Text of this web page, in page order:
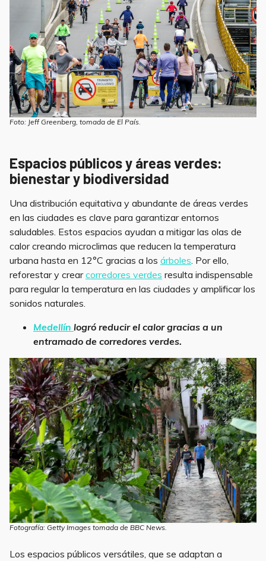
Foto: Jeff Greenberg, tomada de El País.
Espacios públicos y áreas verdes:
bienestar y biodiversidad
Una distribución equitativa y abundante de áreas verdes
en las ciudades es clave para garantizar entornos
saludables. Estos espacios ayudan a mitigar las olas de
calor creando microclimas que reducen la temperatura
urbana hasta en 12°C gracias a los árboles. Por ello,
reforestar y crearcorredores verdes resulta indispensable
para regular la temperatura en las ciudades y amplificar los
sonidos naturales.
Medellín logró reducir el calor gracias a un
entramado de corredores verdes.
Fotografía: Getty Images tomada de BBC News.
Los espacios públicos versátiles, que se adaptan a